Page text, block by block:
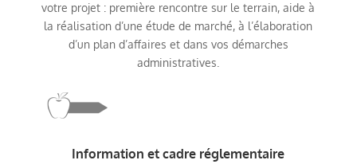
votre projet : première rencontre sur le terrain, aide à
la réalisation d’une étude de marché, à l’élaboration
d’un plan d’affaires et dans vos démarches
administratives.
Information et cadre réglementaire